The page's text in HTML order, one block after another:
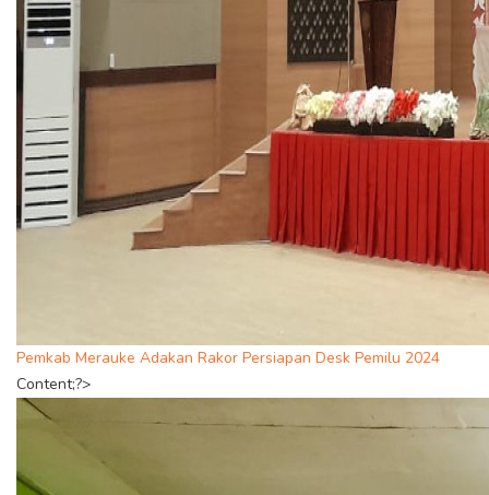
Pemkab Merauke Adakan Rakor Persiapan Desk Pemilu 2024
Content;?>